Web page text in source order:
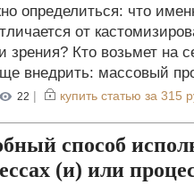
определиться: что
от
зрения? Кто возьмет на
внедрить: массовый
22 | купить статью за 315
способ
(и) или